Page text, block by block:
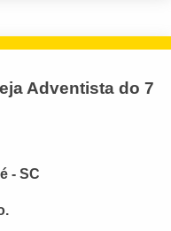
Adventista do 7
- SC